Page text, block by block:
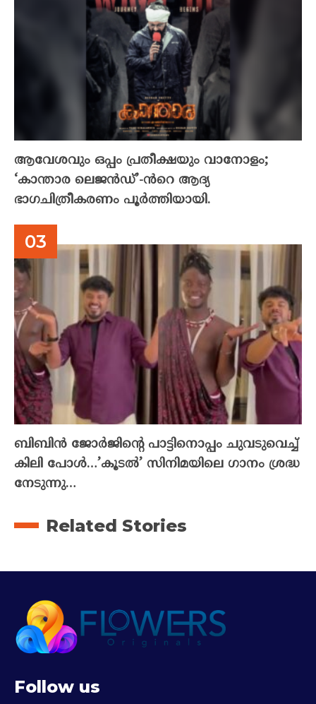
ആവേശവും ഒപ്പം പ്രതീക്ഷയും വാനോളം;
‘കാന്താര ലെജൻഡ്’-ൻറെ ആദ്യ
ഭാഗചിത്രീകരണം പൂർത്തിയായി.
ബിബിൻ ജോർജിന്റെ പാട്ടിനൊപ്പം ചുവടുവെച്ച്
കിലി പോൾ…’കൂടൽ’ സിനിമയിലെ ഗാനം ശ്രദ്ധ
നേടുന്നു…
Related Stories
Follow us